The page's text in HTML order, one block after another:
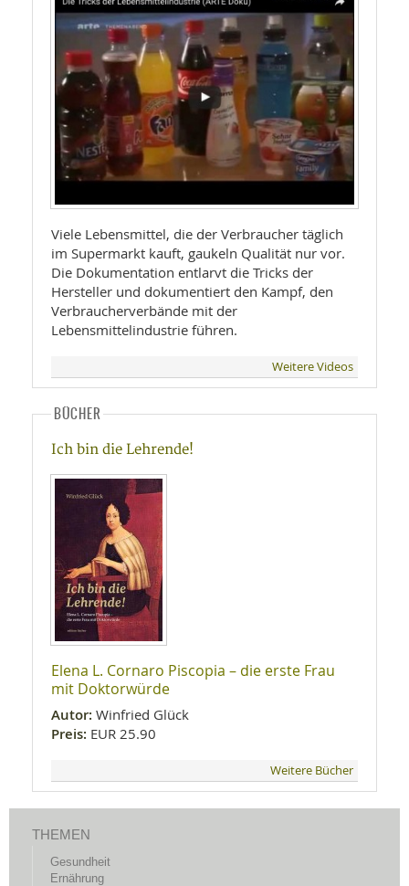
Viele Lebensmittel, die der Verbraucher täglich
im Supermarkt kauft, gaukeln Qualität nur vor.
Die Dokumentation entlarvt die Tricks der
Hersteller und dokumentiert den Kampf, den
Verbraucherverbände mit der
Lebensmittelindustrie führen.
Weitere Videos
BÜCHER
Ich bin die Lehrende!
Elena L. Cornaro Piscopia – die erste Frau
mit Doktorwürde
Autor: Winfried Glück
Preis: EUR 25.90
Weitere Bücher
THEMEN
Gesundheit
Ernährung